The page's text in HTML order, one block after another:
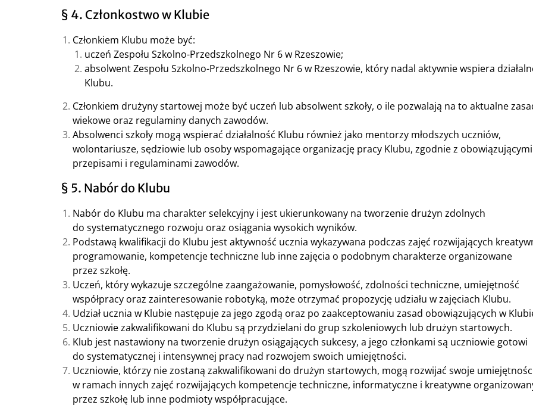
§ 4. Członkostwo w Klubie
Członkiem Klubu może być:
uczeń Zespołu Szkolno-Przedszkolnego Nr 6 w Rzeszowie;
absolwent Zespołu Szkolno-Przedszkolnego Nr 6 w Rzeszowie, który nadal aktywnie wspiera
Klubu.
Członkiem drużyny startowej może być uczeń lub absolwent szkoły, o ile pozwalają na to aktualne
wiekowe oraz regulaminy danych zawodów.
Absolwenci szkoły mogą wspierać działalność Klubu również jako mentorzy młodszych uczniów,
wolontariusze, sędziowie lub osoby wspomagające organizację pracy Klubu, zgodnie z obowiązującymi
przepisami i regulaminami zawodów.
§ 5. Nabór do Klubu
Nabór do Klubu ma charakter selekcyjny i jest ukierunkowany na tworzenie drużyn zdolnych
do systematycznego rozwoju oraz osiągania wysokich wyników.
Podstawą kwalifikacji do Klubu jest aktywność ucznia wykazywana podczas zajęć rozwijających
programowanie, kompetencje techniczne lub inne zajęcia o podobnym charakterze organizowane
przez szkołę.
Uczeń, który wykazuje szczególne zaangażowanie, pomysłowość, zdolności techniczne, umiejętność
współpracy oraz zainteresowanie robotyką, może otrzymać propozycję udziału w zajęciach Klubu.
Udział ucznia w Klubie następuje za jego zgodą oraz po zaakceptowaniu zasad obowiązujących w
Uczniowie zakwalifikowani do Klubu są przydzielani do grup szkoleniowych lub drużyn startowych.
Klub jest nastawiony na tworzenie drużyn osiągających sukcesy, a jego członkami są uczniowie gotowi
do systematycznej i intensywnej pracy nad rozwojem swoich umiejętności.
Uczniowie, którzy nie zostaną zakwalifikowani do drużyn startowych, mogą rozwijać swoje
w ramach innych zajęć rozwijających kompetencje techniczne, informatyczne i kreatywne
przez szkołę lub inne podmioty współpracujące.